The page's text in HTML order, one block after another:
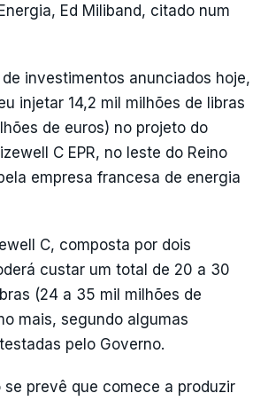
Ed Miliband, citado num
investimentos anunciados hoje,
injetar 14,2 mil milhões de libras
de euros) no projeto do
C EPR, no leste do Reino
empresa francesa de energia
C, composta por dois
custar um total de 20 a 30
(24 a 35 mil milhões de
mais, segundo algumas
pelo Governo.
se prevê que comece a produzir